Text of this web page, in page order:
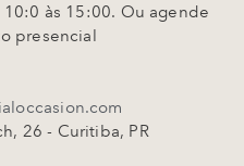
às 15:00. Ou agende
presencial
26 - Curitiba, PR